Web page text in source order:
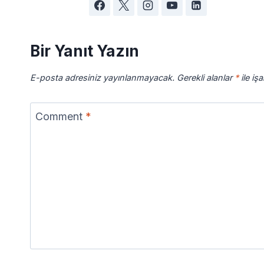
Bir Yanıt Yazın
E-posta adresiniz yayınlanmayacak. Gerekli alanlar *ile
Comment *